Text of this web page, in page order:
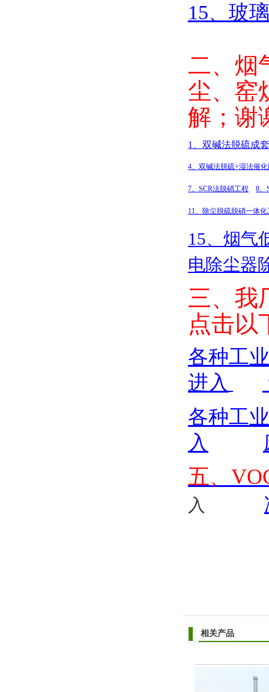
15、玻
二、烟
尘、窑
解；谢
1 、双碱法脱硫成
4、双碱法脱硫+湿法催
7、SCR法脱硝工程 8、
11 、除尘脱硫脱硝一体
15、烟气
电除尘器
三、我
点击以
各种工
进入
各种工
入
五、
入
相关产品